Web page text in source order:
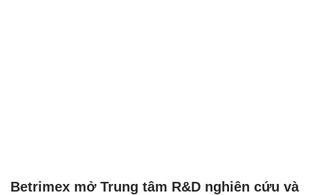
Betrimex mở Trung tâm R&D nghiên cứu và